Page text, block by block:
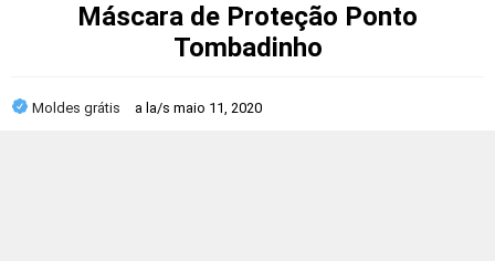
Máscara de Proteção Ponto
Tombadinho
Moldes grátis a la/s maio 11, 2020